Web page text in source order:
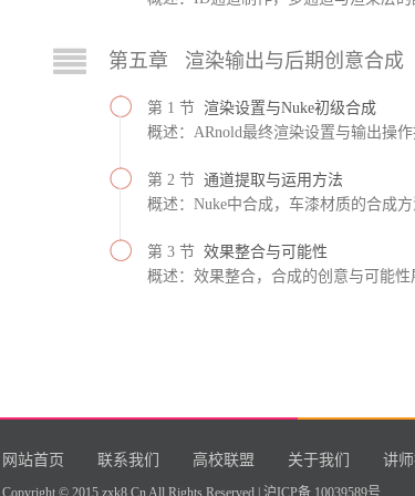
第五章 渲染输出与后期创意合成
第 1 节 渲染设置与Nuke初级合成
概述：ARnold最终渲染设置与输出操
第 2 节 通道提取与运用方法
概述：Nuke中合成，车漆材质的合成
第 3 节 效果整合与可能性
概述：效果整合，合成的创意与可能
网站首页 联系我们 高校联盟 关于我们 讲
Copyright © 2015 zxk8.Cn All Rights Reserved | 沪ICP备 10039589号